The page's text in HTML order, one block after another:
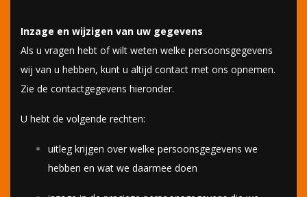
Inzage en wijzigen van uw gegevens
Als u vragen hebt of wilt weten welke persoonsgegevens
wij van u hebben, kunt u altijd contact met ons opnemen.
Zie de contactgegevens hieronder.
U hebt de volgende rechten:
uitleg krijgen over welke persoonsgegevens we
hebben en wat we daarmee doen